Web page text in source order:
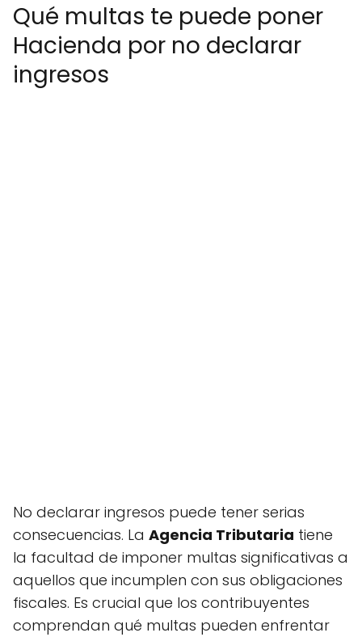
Qué multas te puede poner
Hacienda por no declarar
ingresos
No declarar ingresos puede tener serias
consecuencias. La Agencia Tributaria tiene
la facultad de imponer multas significativas a
aquellos que incumplen con sus obligaciones
fiscales. Es crucial que los contribuyentes
comprendan qué multas pueden enfrentar